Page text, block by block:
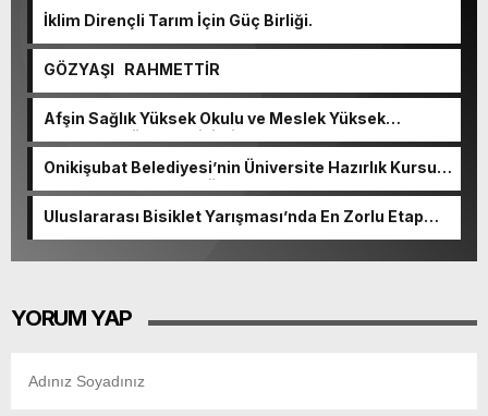
İklim Dirençli Tarım İçin Güç Birliği.
GÖZYAŞI RAHMETTİR
Afşin Sağlık Yüksek Okulu ve Meslek Yüksek
Okulunda görev değişimi!
Onikişubat Belediyesi’nin Üniversite Hazırlık Kursu
başvurularında son gün 7 Ağustos.
Uluslararası Bisiklet Yarışması’nda En Zorlu Etap
YORUM YAP